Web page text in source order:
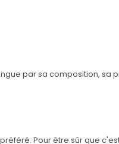
par sa composition, sa
Pour être sûr que